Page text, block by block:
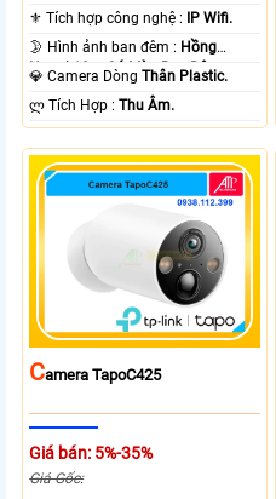
⚜️ Tích hợp công nghệ :
IP Wifi.
🌛 Hình ảnh ban đêm : Hồng
Ngoại 10m Có Màu Ban Ðêm.
💎 Camera DòngThân Plastic.
️ლ Tích Hợp :Thu Âm.
CAmera TapoC425
Giá bán: 5%-35%
Giá Gốc: